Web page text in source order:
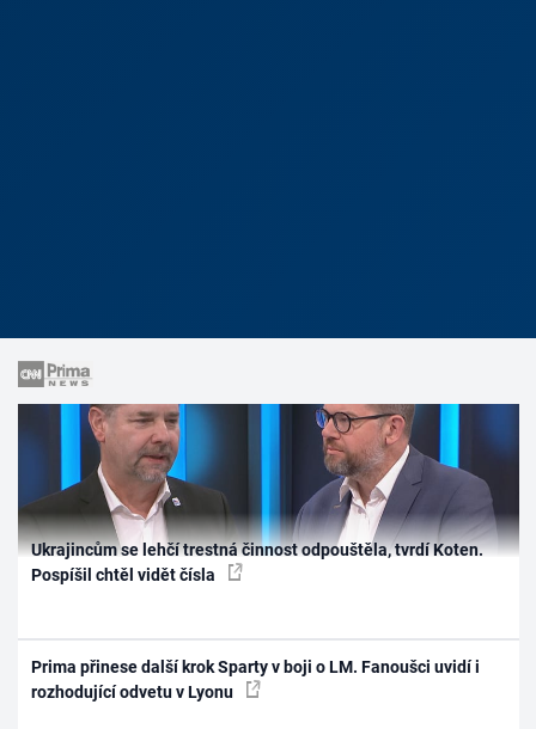
Ukrajincům se lehčí trestná činnost odpouštěla, tvrdí Koten.
Pospíšil chtěl vidět čísla
Prima přinese další krok Sparty v boji o LM. Fanoušci uvidí i
rozhodující odvetu v Lyonu